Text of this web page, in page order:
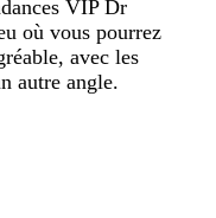
VIP Dr
où vous pourrez
avec les
autre angle.